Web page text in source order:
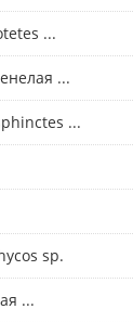
...
...
...
sp.
...